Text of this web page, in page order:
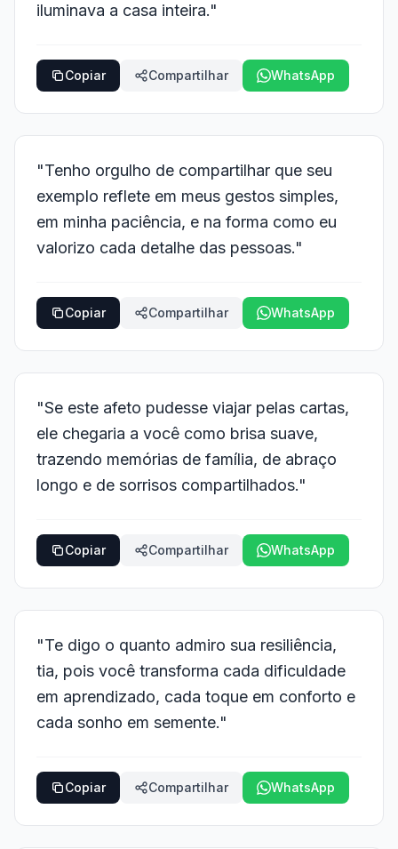
iluminava a casa inteira."
Copiar Compartilhar WhatsApp
"Tenho orgulho de compartilhar que seu
exemplo reflete em meus gestos simples,
em minha paciência, e na forma como eu
valorizo cada detalhe das pessoas."
Copiar Compartilhar WhatsApp
"Se este afeto pudesse viajar pelas cartas,
ele chegaria a você como brisa suave,
trazendo memórias de família, de abraço
longo e de sorrisos compartilhados."
Copiar Compartilhar WhatsApp
"Te digo o quanto admiro sua resiliência,
tia, pois você transforma cada dificuldade
em aprendizado, cada toque em conforto e
cada sonho em semente."
Copiar Compartilhar WhatsApp